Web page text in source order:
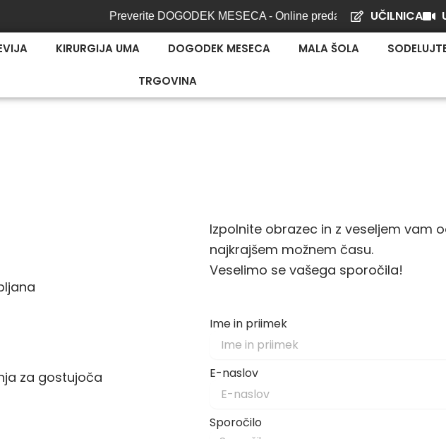
Preverite DOGODEK MESECA - Online predavanje - Končno do
UČILNICA
KIRURGIJA UMA DOGODEK MESECA MALA ŠOLA
TRGOVINA
za gostujoča
Izpolnite obrazec in z veseljem vam
najkrajšem možnem času.
Veselimo se vašega sporočila!
Ime in priimek
E-naslov
Sporočilo